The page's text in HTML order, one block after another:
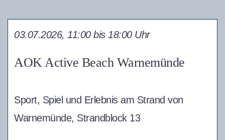
AOK Active Beach Warnemünde
03.07.2026, 11:00 bis 18:00 Uhr
Sport, Spiel und Erlebnis am Strand von
Warnemünde, Strandblock 13